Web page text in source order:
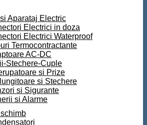
Aparataj Electric
Electrici in doza
Electrici Waterproof
Termocontractante
AC-DC
Stechere-Cuple
si Prize
si Stechere
si Sigurante
si Alarme